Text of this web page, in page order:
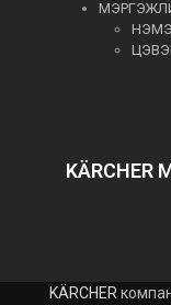
KÄRCHER
KÄRCHER